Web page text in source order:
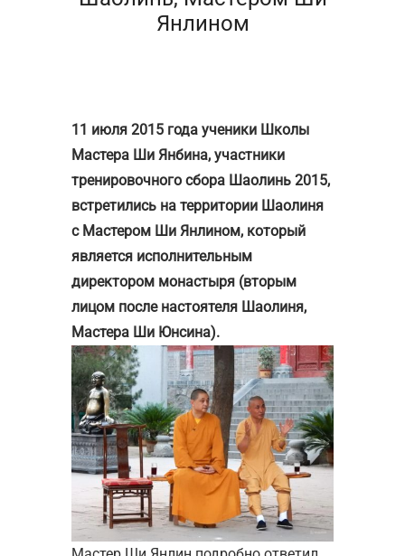
Янлином
11 июля 2015 года ученики Школы
Мастера Ши Янбина, участники
тренировочного сбора Шаолинь 2015,
встретились на территории Шаолиня
с Мастером Ши Янлином, который
является исполнительным
директором монастыря (вторым
лицом после настоятеля Шаолиня,
Мастера Ши Юнсина).